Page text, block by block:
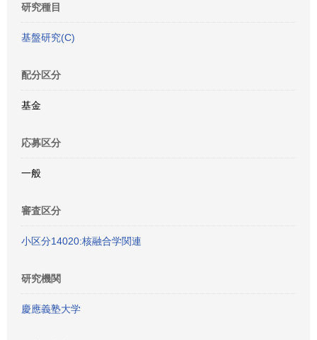
研究種目
基盤研究(C)
配分区分
基金
応募区分
一般
審査区分
小区分14020:核融合学関連
研究機関
慶應義塾大学